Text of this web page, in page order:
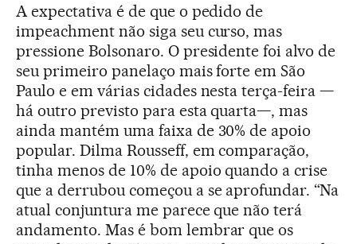
A expectativa é de que o pedido de
impeachment não siga seu curso, mas
pressione Bolsonaro. O presidente foi alvo de
seu primeiro panelaço mais forte em São
Paulo e em várias cidades nesta terça-feira —
há outro previsto para esta quarta—, mas
ainda mantém uma faixa de 30% de apoio
popular. Dilma Rousseff, em comparação,
tinha menos de 10% de apoio quando a crise
que a derrubou começou a se aprofundar. “Na
atual conjuntura me parece que não terá
andamento. Mas é bom lembrar que os